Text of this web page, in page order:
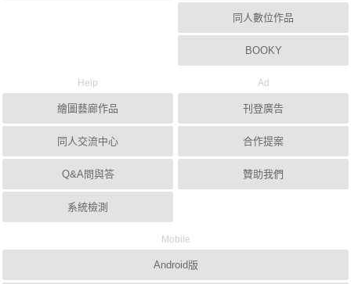
同人數位作品
BOOKY
Help
繪圖藝廊作品
同人交流中心
Q&A問與答
系統檢測
Ad
刊登廣告
合作提案
贊助我們
Mobile
Android版